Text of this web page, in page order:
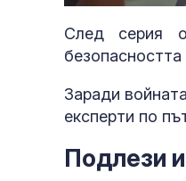
След серия
Заради
експерти по
Подлези